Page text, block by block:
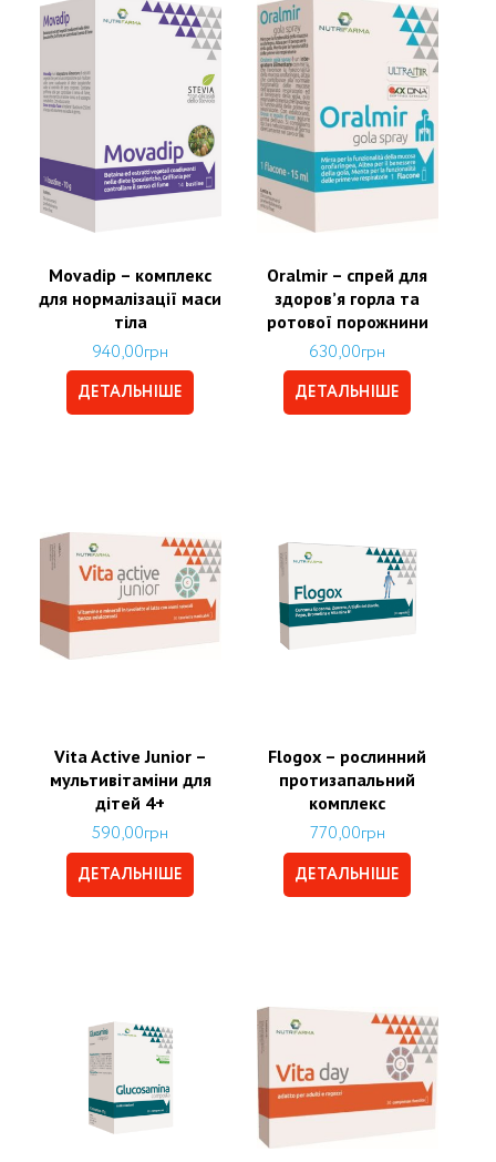
Movadip – комплекс
для нормалізації маси
тіла
940,00грн
ДЕТАЛЬНІШЕ
Oralmir – спрей для
здоров’я горла та
ротової порожнини
630,00грн
ДЕТАЛЬНІШЕ
Vita Active Junior –
мультивітаміни для
дітей 4+
590,00грн
ДЕТАЛЬНІШЕ
Flogox – рослинний
протизапальний
комплекс
770,00грн
ДЕТАЛЬНІШЕ